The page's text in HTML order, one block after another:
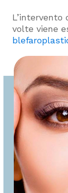
volte viene